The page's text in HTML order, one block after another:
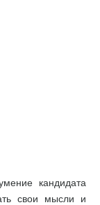
кандидата
свои мысли и